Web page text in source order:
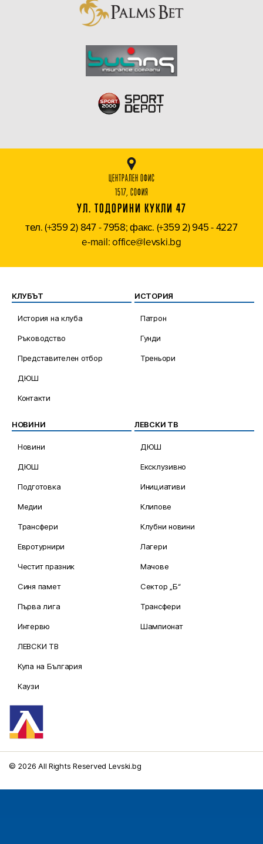
ЦЕНТРАЛЕН ОФИС
1517, СОФИЯ
УЛ. ТОДОРИНИ КУКЛИ 47
тел. (+359 2) 847 - 7958; факс. (+359 2) 945 - 4227
e-mail: office@levski.bg
КЛУБЪТ
История на клуба
Ръководство
Представителен отбор
ДЮШ
Контакти
ИСТОРИЯ
Патрон
Гунди
Треньори
НОВИНИ
Новини
ДЮШ
Подготовка
Медии
Трансфери
Евротурнири
Честит празник
Синя памет
Първа лига
Интервю
ЛЕВСКИ ТВ
Купа на България
Каузи
ЛЕВСКИ ТВ
ДЮШ
Ексклузивно
Инициативи
Клипове
Клубни новини
Лагери
Мачове
Сектор „Б“
Трансфери
Шампионат
© 2026 All Rights Reserved Levski.bg